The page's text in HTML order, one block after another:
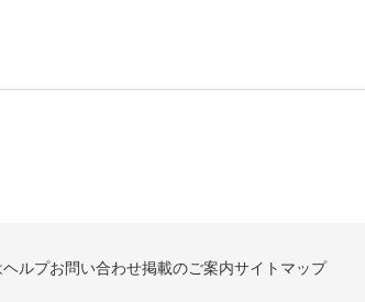
ヘルプお問い合わせ掲載のご案内サイトマップ